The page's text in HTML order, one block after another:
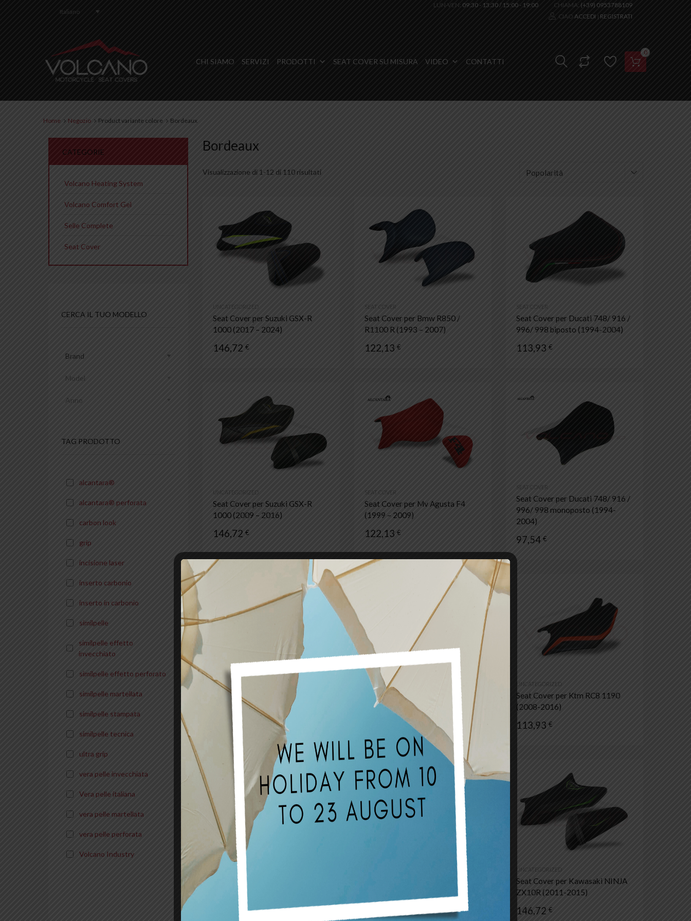
Italiano
LUN-VEN: 09:30 - 13:30 / 15:00 - 19:00 CHIAMA: (+39) 0953788109
CIAO ACCEDI | REGISTRATI
0
CHI SIAMO SERVIZI PRODOTTI SEAT COVER SU MISURA VIDEO CONTATTI
Home Negozio Product variante colore Bordeaux
Bordeaux
Visualizzazione di 1-12 di 110 risultati
Aggiungi al confronto
UNCATEGORIZED
Seat Cover per Suzuki GSX-R
1000 (2017 – 2024)
146,72 €
SEAT COVER
Seat Cover per Bmw R850 /
R1100 R (1993 – 2007)
122,13 €
SEAT COVER
Seat Cover per Ducati 748/ 916 /
996/ 998 biposto (1994-2004)
113,93 €
Aggiungi ai preferiti
Aggiungi al confronto
UNCATEGORIZED
Seat Cover per Suzuki GSX-R
1000 (2009 – 2016)
146,72 €
Aggiungi ai preferiti
SEAT COVER
Seat Cover per Mv Agusta F4
(1999 – 2009)
122,13 €
SEAT COVER
Seat Cover per Ducati 748/ 916 /
996/ 998 monoposto (1994-
2004)
97,54 €
Aggiungi ai preferiti
Aggiungi al confronto
UNCATEGORIZED
Seat Cover per Ducati 848 / 1098
/ 1198 (2007-2011)
130,33
Aggiungi ai preferiti
Aggiungi al confronto
UNCATEGORIZED
Seat Cover per Suzuki GSX-R
1000 (2005 – 2006)
UNCATEGORIZED
Seat Cover per Ktm RC8 1190
(2008-2016)
113,93 €
Aggiungi ai preferiti
SEAT COVER
Seat Cover per Mv Agusta
BRUTALE 750 / 910 / 989 / 1078
(2001 – 2009)
Aggiungi ai preferiti
Aggiungi al confronto
BONNEVILLE (2001 – 2016)
UNCATEGORIZED
Seat Cover per Kawasaki NINJA
ZX10R (2011-2015)
146,72 €
CATEGORIE
Volcano Heating System
Volcano Comfort Gel
Selle Complete
Seat Cover
CERCA IL TUO MODELLO
Brand
Model
Anno
TAG PRODOTTO
alcantara®
alcantara® perforata
carbon look
grip
incisione laser
inserto carbonio
inserto in carbonio
similpelle
similpelle effetto
invecchiato
similpelle effetto perforato
similpelle martellata
similpelle stampata
similpelle tecnica
ultra grip
vera pelle invecchiata
Vera pelle italiana
vera pelle martellata
vera pelle perforata
Volcano Industry